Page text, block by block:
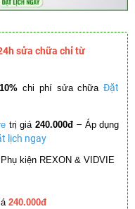
sửa chữa chỉ từ
10% chi phí sửa chữa Đặt
trị giá 240.000đ – Áp dụng
lịch ngay
kiện REXON & VIDVIE
240.000đ